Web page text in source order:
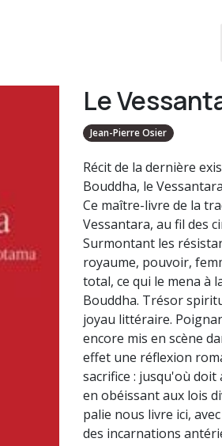
Le
Jean-Pierre Osier
Récit de la dernière
Bouddha, le
Ce maître-livre de la
Vessantara, au fil des
Surmontant les
royaume, pouvoir,
total, ce qui le mena à
Bouddha. Trésor
joyau littéraire.
encore mis en scène
effet une réflexion
sacrifice : jusqu'où
en obéissant aux lois
palie nous livre ici,
des incarnations